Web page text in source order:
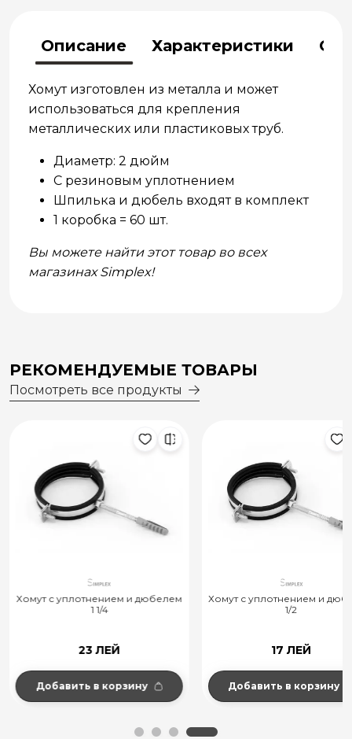
Описание Характеристики
Хомут изготовлен ​​из металла и может
использоваться для крепления
металлических или пластиковых труб.
Диаметр: 2 дюйм
С резиновым уплотнением
Шпилька и дюбель входят в комплект
1 коробка = 60 шт.
Вы можете найти этот товар во всех
магазинах Simplex!
РЕКОМЕНДУЕМЫЕ ТОВАРЫ
Посмотреть все продукты
Хомут с уплотнением и дюбелем
1 1/4
23 ЛЕЙ
Добавить в корзину
Хомут с уплотнением и
1/2
17 ЛЕЙ
Добавить в корзину